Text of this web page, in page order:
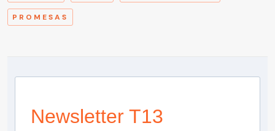
PROMESAS
Newsletter T13